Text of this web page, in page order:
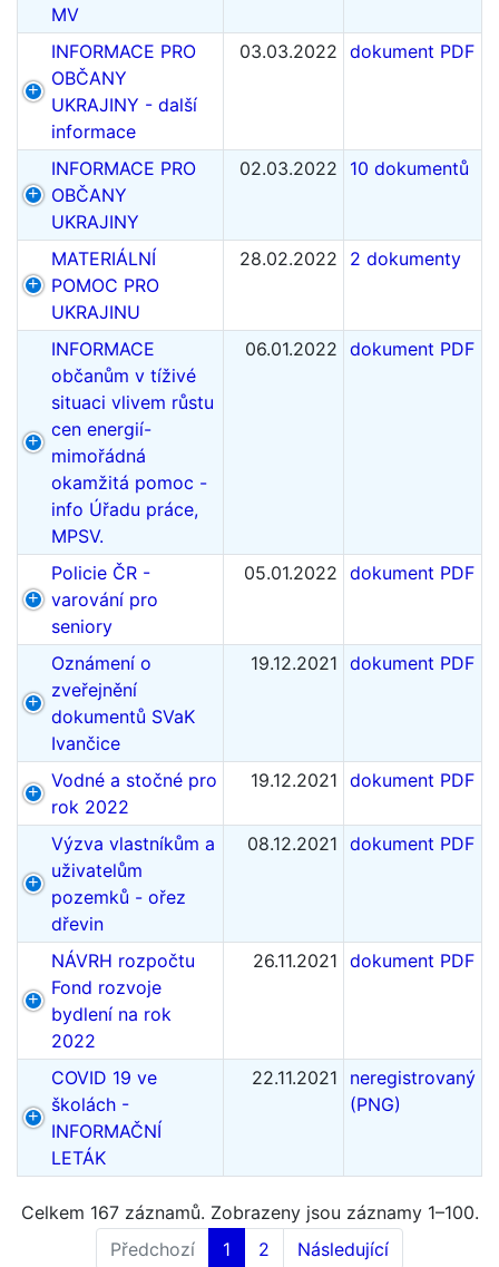
MV
INFORMACE PRO
OBČANY
UKRAJINY - další
informace
03.03.2022 dokument PDF
INFORMACE PRO
OBČANY
UKRAJINY
02.03.2022 10 dokumentů
MATERIÁLNÍ
POMOC PRO
UKRAJINU
28.02.2022 2 dokumenty
INFORMACE
občanům v tíživé
situaci vlivem růstu
cen energií-
mimořádná
okamžitá pomoc -
info Úřadu práce,
MPSV.
06.01.2022 dokument PDF
Policie ČR -
varování pro
seniory
05.01.2022 dokument PDF
Oznámení o
zveřejnění
dokumentů SVaK
Ivančice
19.12.2021 dokument PDF
Vodné a stočné pro
rok 2022
19.12.2021 dokument PDF
Výzva vlastníkům a
uživatelům
pozemků - ořez
dřevin
08.12.2021 dokument PDF
NÁVRH rozpočtu
Fond rozvoje
bydlení na rok
2022
26.11.2021 dokument PDF
COVID 19 ve
školách -
INFORMAČNÍ
LETÁK
22.11.2021
neregistrovaný
(PNG)
Celkem 167 záznamů. Zobrazeny jsou záznamy 1–100.
Předchozí
1 2 Následující